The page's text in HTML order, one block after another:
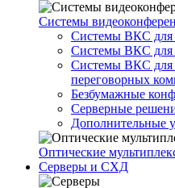
Системы
Системы ВКС для
Системы ВКС для
Системы ВКС для
переговорных
Безбумажные
Серверные
Дополнительные
Оптические
Серверы и СХД